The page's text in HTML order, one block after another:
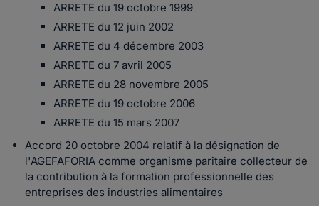
ARRETE du 19 octobre 1999
ARRETE du 12 juin 2002
ARRETE du 4 décembre 2003
ARRETE du 7 avril 2005
ARRETE du 28 novembre 2005
ARRETE du 19 octobre 2006
ARRETE du 15 mars 2007
Accord 20 octobre 2004 relatif à la désignation de
l'AGEFAFORIA comme organisme paritaire collecteur de
la contribution à la formation professionnelle des
entreprises des industries alimentaires